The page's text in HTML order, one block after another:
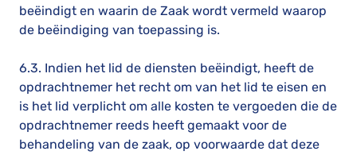
beëindigt en waarin de Zaak wordt vermeld waarop
de beëindiging van toepassing is.
6.3. Indien het lid de diensten beëindigt, heeft de
opdrachtnemer het recht om van het lid te eisen en
is het lid verplicht om alle kosten te vergoeden die de
opdrachtnemer reeds heeft gemaakt voor de
behandeling van de zaak, op voorwaarde dat deze